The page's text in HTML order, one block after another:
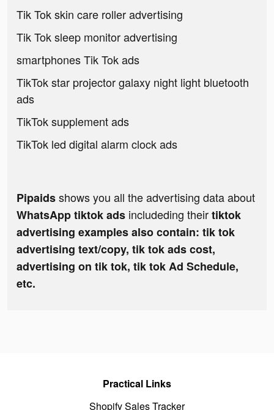
Tik Tok skin care roller advertising
Tik Tok sleep monitor advertising
smartphones Tik Tok ads
TikTok star projector galaxy night light bluetooth
ads
TikTok supplement ads
TikTok led digital alarm clock ads
Pipaidsshows you all the advertising data about
WhatsApp tiktok ads includeding theirtiktok
advertising examples also contain: tik tok
advertising text/copy, tik tok ads cost,
advertising on tik tok, tik tok Ad Schedule,
etc.
Practical Links
Shopify Sales Tracker